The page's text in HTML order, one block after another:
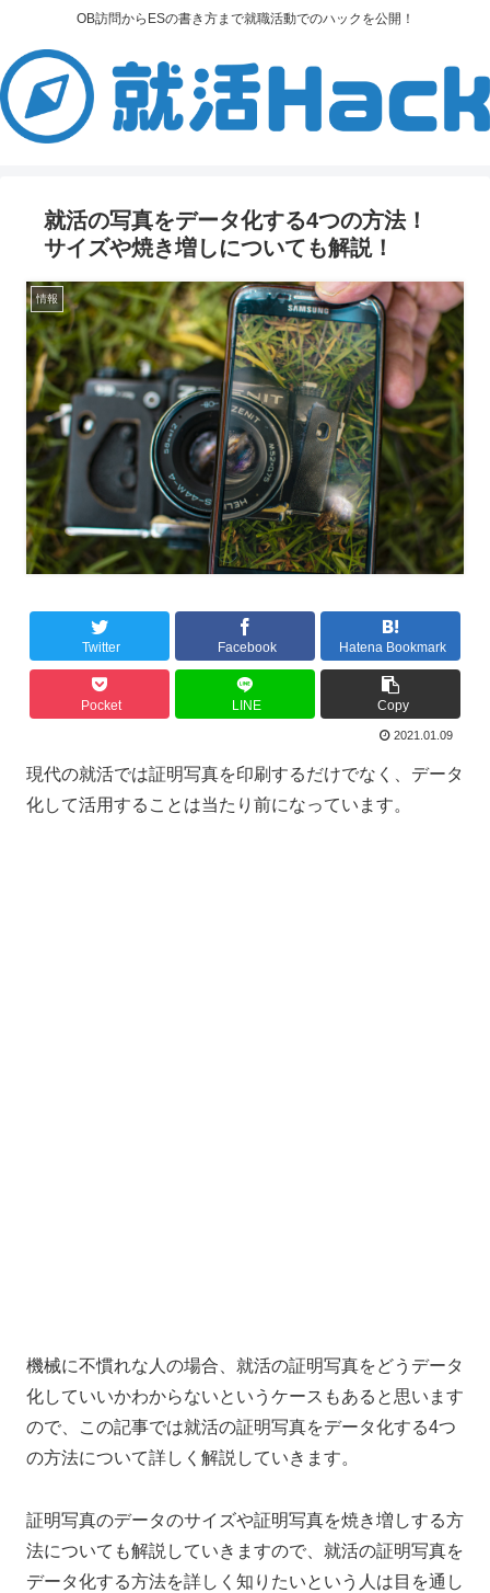
OB訪問からESの書き方まで就職活動でのハックを公開！
就活の写真をデータ化する4つの方法！
サイズや焼き増しについても解説！
情報
Twitter Facebook Hatena Bookmark
Pocket LINE Copy
2021.01.09
現代の就活では証明写真を印刷するだけでなく、データ
化して活用することは当たり前になっています。
機械に不慣れな人の場合、就活の証明写真をどうデータ
化していいかわからないというケースもあると思います
ので、この記事では就活の証明写真をデータ化する4つ
の方法について詳しく解説していきます。
証明写真のデータのサイズや証明写真を焼き増しする方
法についても解説していきますので、就活の証明写真を
データ化する方法を詳しく知りたいという人は目を通し